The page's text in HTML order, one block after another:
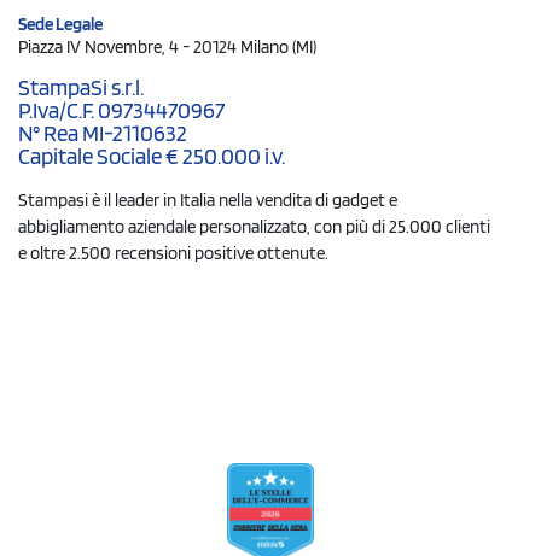
Sede Legale
Piazza IV Novembre, 4 - 20124 Milano (MI)
StampaSi s.r.l.
P.Iva/C.F. 09734470967
N° Rea MI-2110632
Capitale Sociale € 250.000 i.v.
Stampasi è il leader in Italia nella vendita di gadget e
abbigliamento aziendale personalizzato, con più di 25.000 clienti
e oltre 2.500 recensioni positive ottenute.